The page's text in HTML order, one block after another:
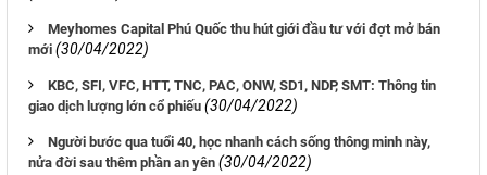
Meyhomes Capital Phú Quốc thu hút giới đầu tư với đợt mở bán
mới (30/04/2022)
KBC, SFI, VFC, HTT, TNC, PAC, ONW, SD1, NDP, SMT: Thông tin
giao dịch lượng lớn cổ phiếu (30/04/2022)
Người bước qua tuổi 40, học nhanh cách sống thông minh này,
nửa đời sau thêm phần an yên (30/04/2022)